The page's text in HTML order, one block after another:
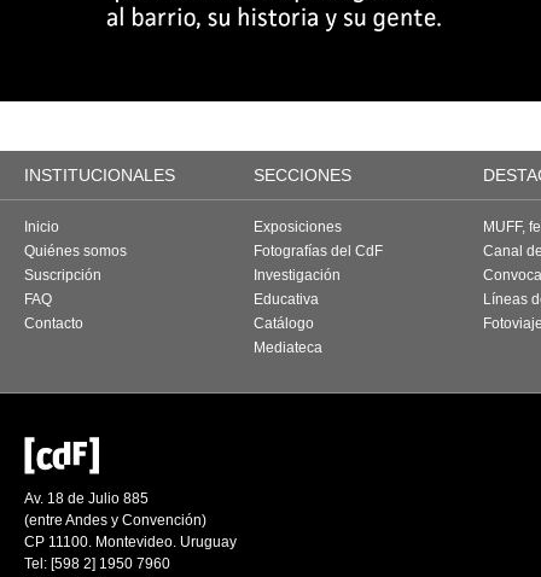
INSTITUCIONALES SECCIONES
Inicio
Quiénes somos
Suscripción
FAQ
Contacto
Exposiciones
Fotografías del CdF
Investigación
Educativa
Catálogo
Mediateca
MUFF,
Canal
Líneas
Av. 18 de Julio 885
(entre Andes y Convención)
CP 11100. Montevideo. Uruguay
Tel: [598 2] 1950 7960